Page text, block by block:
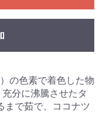
の色素で着色した物
分に沸騰させたタ
まで茹で、ココナツ